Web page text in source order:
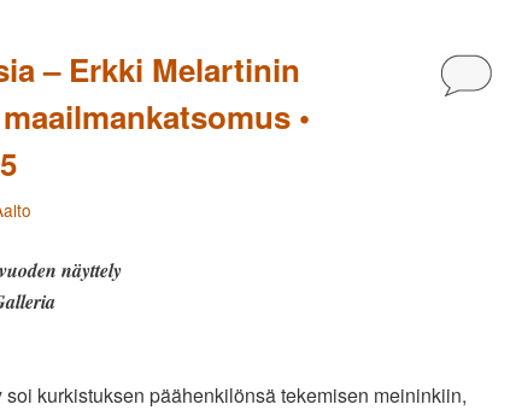
– Erkki Melartinin
•
näyttely
kurkistuksen päähenkilönsä tekemisen meininkiin,